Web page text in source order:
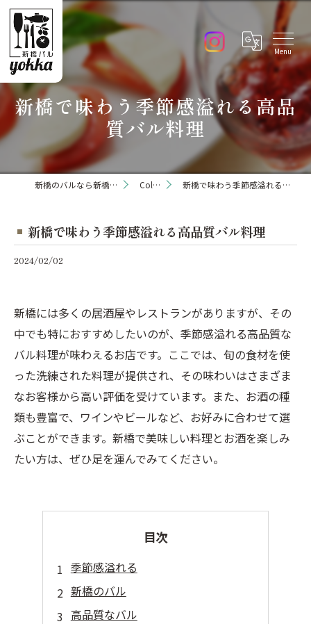
新橋で味わう季節感溢れる高品
質バル料理
新橋のバルなら新橋バル yokka Column 新橋で味わう季節感溢れる高品質バル料理
新橋で味わう季節感溢れる高品質バル料理
2024/02/02
新橋には多くの居酒屋やレストランがありますが、その
中でも特におすすめしたいのが、季節感溢れる高品質な
バル料理が味わえるお店です。ここでは、旬の食材を使
った洗練された料理が提供され、その味わいはさまざま
なお客様から高い評価を受けています。また、お酒の種
類も豊富で、ワインやビールなど、お好みに合わせて選
ぶことができます。新橋で美味しい料理とお酒を楽しみ
たい方は、ぜひ足を運んでみてください。
目次
季節感溢れる
新橋のバル
高品質なバル